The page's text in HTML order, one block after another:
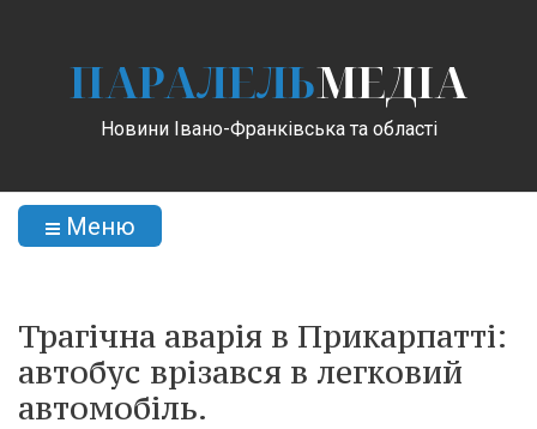
ПАРАЛЕЛЬМЕДІА
Новини Івано-Франківська та області
Меню
Трагічна аварія в Прикарпатті:
автобус врізався в легковий
автомобіль.